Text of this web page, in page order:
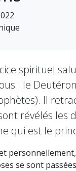
spirituel
: le
Il
révélés les
qui est le
se sont